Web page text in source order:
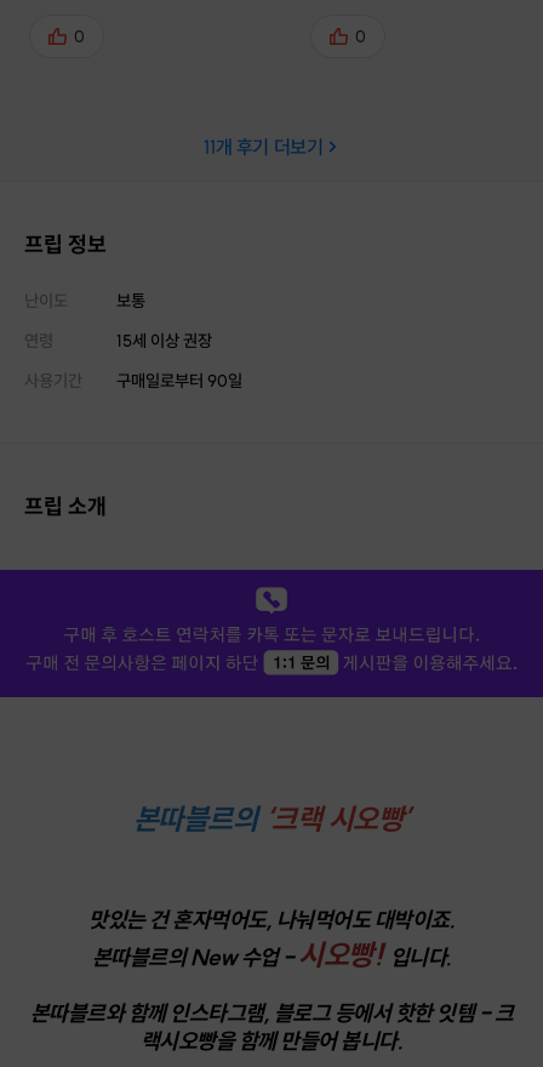
너무 맛있구요 ㅎㅎ 날도 따뜻한 봄
한다면 더욱 유익한 클래스라고 생각
드릴게요!!
0
든 과정이 좋았어요! 본따블르
0
11개 후기 더보기
프립 정보
난이도
보통
연령
15세 이상 권장
사용기간
구매일로부터 90일
프립 소개
본따블르의 ‘크랙 시오빵’
맛있는 건 혼자먹어도, 나눠먹어도 대박이죠.
본따블르의 New 수업 -시오빵! 입니다.
본따블르와 함께 인스타그램, 블로그 등에서 핫한 잇템 - 크
랙시오빵을 함께 만들어 봅니다.